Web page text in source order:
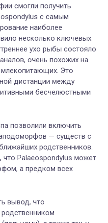
смогли получить
с самым
наиболее
несколько ключевых
ухо рыбы состояло
очень похожих на
Это
дистанции ​​между
бесчелюстными
позволили включить
— существ с
родственников.
Palaeospondylus может
а предком всех
вывод, что